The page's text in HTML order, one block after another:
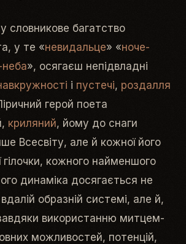
словникове багатство
у те «невидальце» «ноче-
», осягаєш непідвладні
і пустечі, роздалля
герой поета
криляний, йому до снаги
Всесвіту, але й кожної його
гілочки, кожного найменшого
динаміка досягається не
образній системі, але й,
використанню митцем-
можливостей, потенцій,